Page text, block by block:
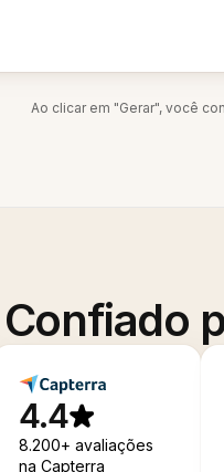
Ao clicar em "Gerar", você
Confiado
4.4
8.200+ avaliações
na Capterra